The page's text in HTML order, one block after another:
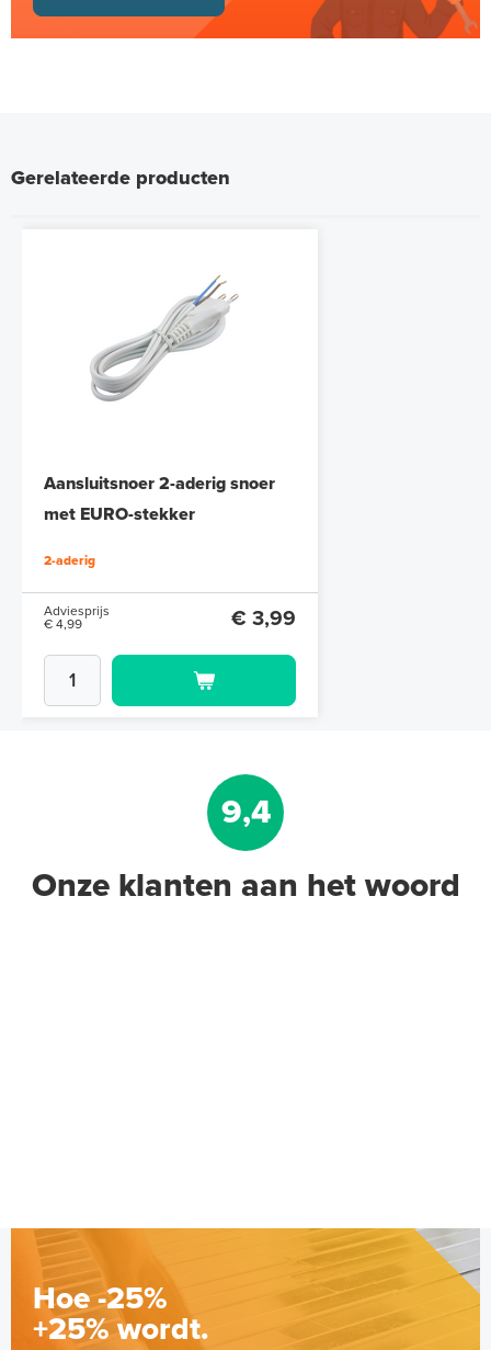
Gerelateerde producten
Aansluitsnoer 2-aderig snoer
met EURO-stekker
2-aderig
Adviesprijs
€ 4,99
€ 3,99
9,4
Onze klanten aan het woord
Hoe -25%
+25% wordt.